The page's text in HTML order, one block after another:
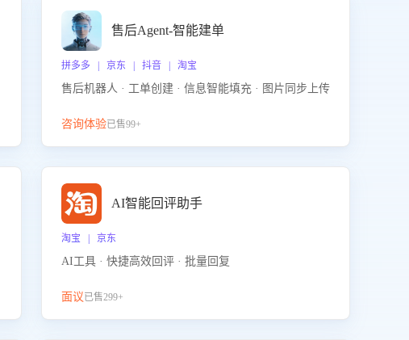
售后Agent-智能建单
拼多多 | 京东 | 抖音 | 淘宝
售后机器人 · 工单创建 · 信息智能填充 · 图片同步上传
咨询体验已售99+
AI智能回评助手
淘宝 | 京东
AI工具 · 快捷高效回评 · 批量回复
面议已售299+